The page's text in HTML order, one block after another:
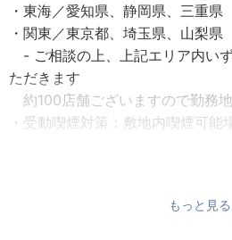
━━━━━━━━
まずは当社が運営するいずれか
客・調理・売上管理など、店舗運
ます。
【ブランド】
・東海／愛知県、静岡県、三重県
・関東／東京都、埼玉県、山梨県
- ご相談の上、上記エリア内い
ただきます
約100店舗ございますので勤務
・受動喫煙対策：敷地内喫煙可能
・週平均労働時間：週平均40時間
もっと見る